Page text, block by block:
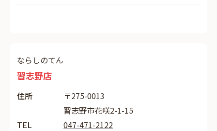
ならしのてん
習志野店
住所
〒275-0013
習志野市花咲2-1-15
TEL
047-471-2122